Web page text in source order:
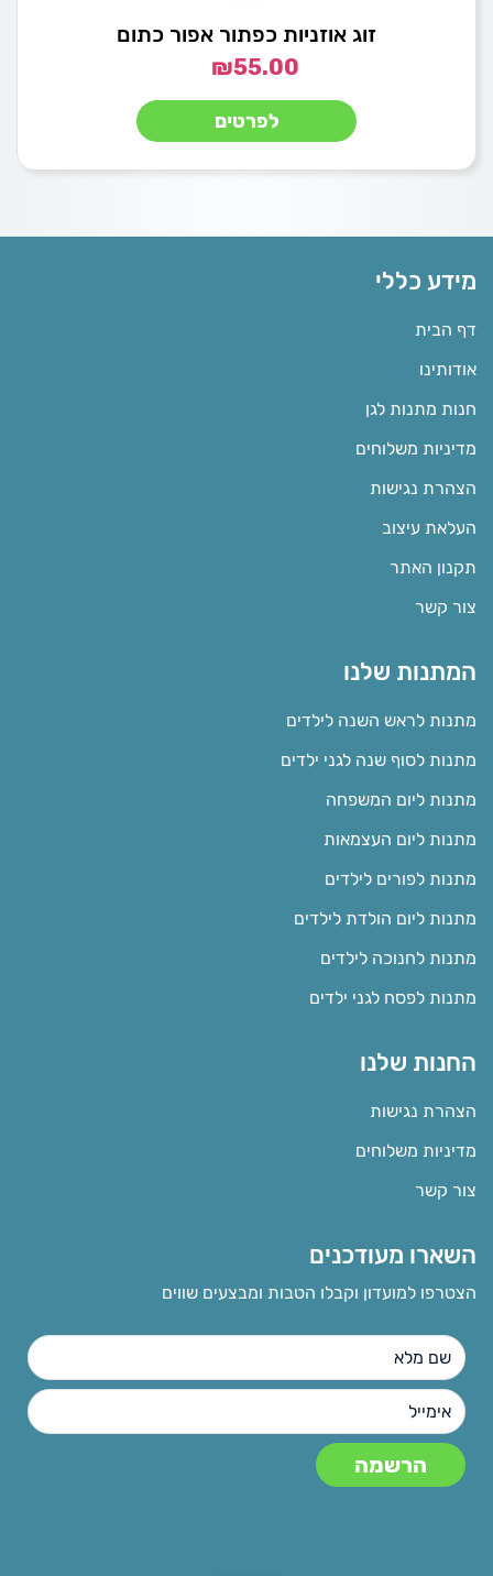
זוג אוזניות כפתור אפור כתום
₪55.00
לפרטים
מידע כללי
דף הבית
אודותינו
חנות מתנות לגן
מדיניות משלוחים
הצהרת נגישות
העלאת עיצוב
תקנון האתר
צור קשר
המתנות שלנו
מתנות לראש השנה לילדים
מתנות לסוף שנה לגני ילדים
מתנות ליום המשפחה
מתנות ליום העצמאות
מתנות לפורים לילדים
מתנות ליום הולדת לילדים
מתנות לחנוכה לילדים
מתנות לפסח לגני ילדים
החנות שלנו
הצהרת נגישות
מדיניות משלוחים
צור קשר
השארו מעודכנים
הצטרפו למועדון וקבלו הטבות ומבצעים שווים